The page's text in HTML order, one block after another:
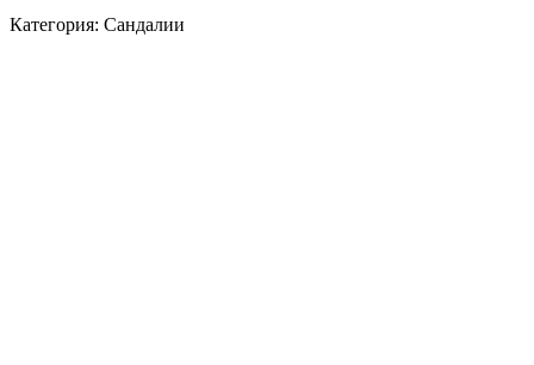
Категория: Сандалии